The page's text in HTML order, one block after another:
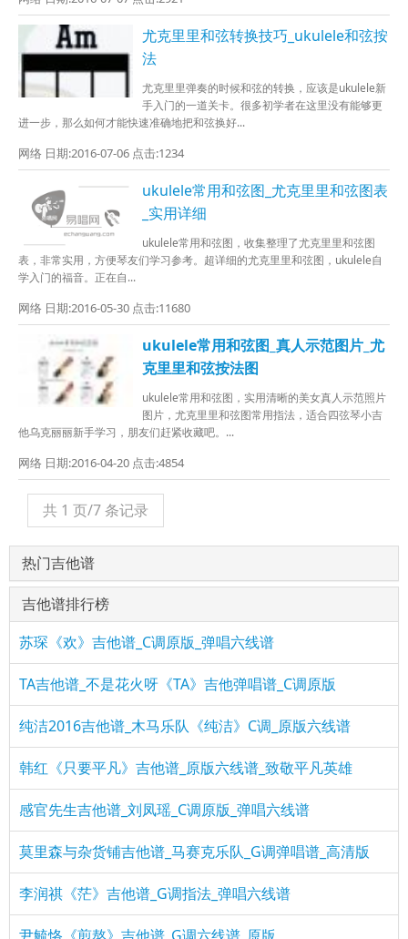
尤克里里和弦转换技巧_ukulele和弦按
法
尤克里里弹奏的时候和弦的转换，应该是ukulele新
手入门的一道关卡。很多初学者在这里没有能够更
进一步，那么如何才能快速准确地把和弦换好...
网络 日期:2016-07-06 点击:1234
ukulele常用和弦图_尤克里里和弦图表
_实用详细
ukulele常用和弦图，收集整理了尤克里里和弦图
表，非常实用，方便琴友们学习参考。超详细的尤克里里和弦图，ukulele自
学入门的福音。正在自...
网络 日期:2016-05-30 点击:11680
ukulele常用和弦图_真人示范图片_尤
克里里和弦按法图
ukulele常用和弦图，实用清晰的美女真人示范照片
图片，尤克里里和弦图常用指法，适合四弦琴小吉
他乌克丽丽新手学习，朋友们赶紧收藏吧。...
网络 日期:2016-04-20 点击:4854
共 1 页/7 条记录
热门吉他谱
吉他谱排行榜
苏琛《欢》吉他谱_C调原版_弹唱六线谱
TA吉他谱_不是花火呀《TA》吉他弹唱谱_C调原版
纯洁2016吉他谱_木马乐队《纯洁》C调_原版六线谱
韩红《只要平凡》吉他谱_原版六线谱_致敬平凡英雄
感官先生吉他谱_刘凤瑶_C调原版_弹唱六线谱
莫里森与杂货铺吉他谱_马赛克乐队_G调弹唱谱_高清版
李润祺《茫》吉他谱_G调指法_弹唱六线谱